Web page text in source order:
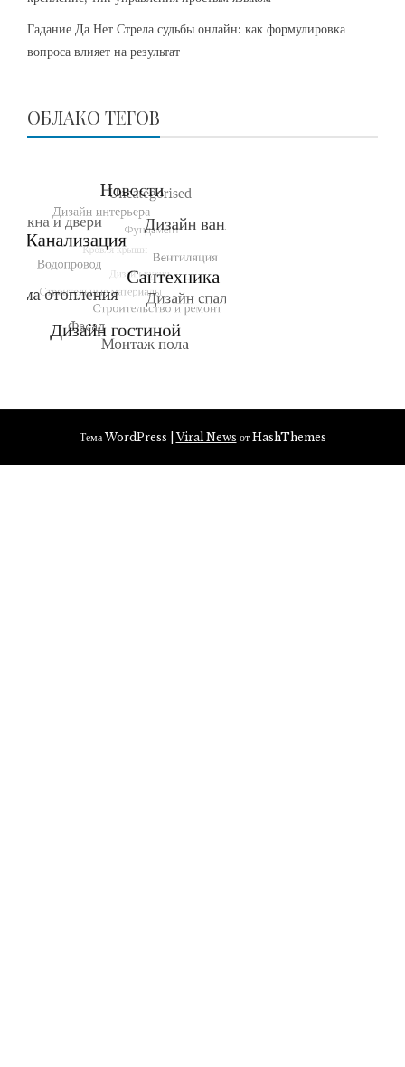
Гадание Да Нет Стрела судьбы онлайн: как формулировка
вопроса влияет на результат
ОБЛАКО ТЕГОВ
Тема WordPress |Viral News от HashThemes